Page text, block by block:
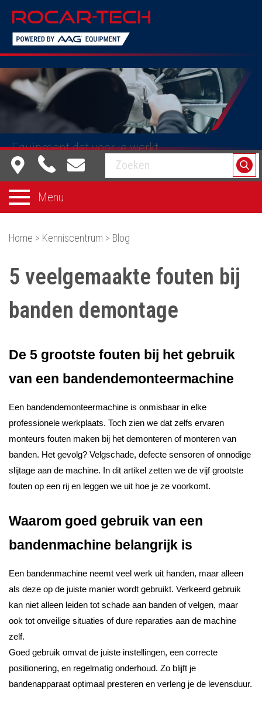
Equipment dat voor je werkt
Menu
Home > Kenniscentrum > Blog
5 veelgemaakte fouten bij
banden demontage
De 5 grootste fouten bij het gebruik
van een bandendemonteermachine
Een bandendemonteermachine is onmisbaar in elke
professionele werkplaats. Toch zien we dat zelfs ervaren
monteurs fouten maken bij het demonteren of monteren van
banden. Het gevolg? Velgschade, defecte sensoren of onnodige
slijtage aan de machine. In dit artikel zetten we de vijf grootste
fouten op een rij en leggen we uit hoe je ze voorkomt.
Waarom goed gebruik van een
bandenmachine belangrijk is
Een bandenmachine neemt veel werk uit handen, maar alleen
als deze op de juiste manier wordt gebruikt. Verkeerd gebruik
kan niet alleen leiden tot schade aan banden of velgen, maar
ook tot onveilige situaties of dure reparaties aan de machine
zelf.
Goed gebruik omvat de juiste instellingen, een correcte
positionering, en regelmatig onderhoud. Zo blijft je
bandenapparaat optimaal presteren en verleng je de levensduur.